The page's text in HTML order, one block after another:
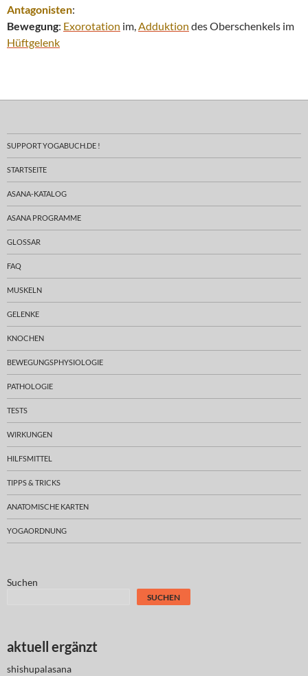
Antagonisten:
Bewegung: Exorotation im, Adduktion des Oberschenkels im
Hüftgelenk
SUPPORT YOGABUCH.DE !
STARTSEITE
ASANA-KATALOG
ASANA PROGRAMME
GLOSSAR
FAQ
MUSKELN
GELENKE
KNOCHEN
BEWEGUNGSPHYSIOLOGIE
PATHOLOGIE
TESTS
WIRKUNGEN
HILFSMITTEL
TIPPS & TRICKS
ANATOMISCHE KARTEN
YOGAORDNUNG
Suchen
SUCHEN
aktuell ergänzt
shishupalasana